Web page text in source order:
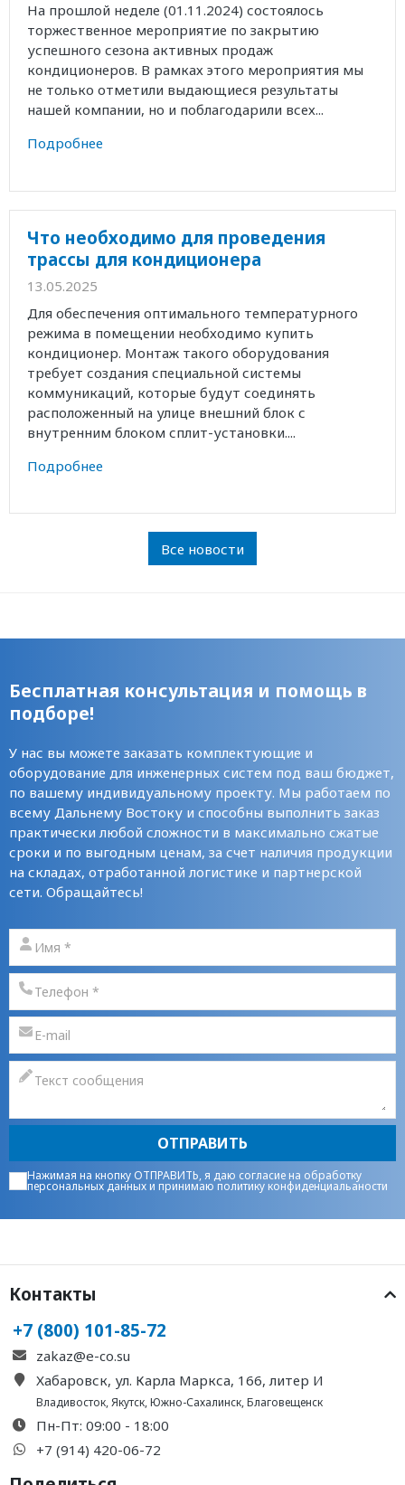
На прошлой неделе (01.11.2024) состоялось
торжественное мероприятие по закрытию
успешного сезона активных продаж
кондиционеров. В рамках этого мероприятия мы
не только отметили выдающиеся результаты
нашей компании, но и поблагодарили всех...
Подробнее
Что необходимо для проведения
трассы для кондиционера
13.05.2025
Для обеспечения оптимального температурного
режима в помещении необходимо купить
кондиционер. Монтаж такого оборудования
требует создания специальной системы
коммуникаций, которые будут соединять
расположенный на улице внешний блок с
внутренним блоком сплит-установки....
Подробнее
Все новости
Бесплатная консультация и помощь в
подборе!
У нас вы можете заказать комплектующие и
оборудование для инженерных систем под ваш бюджет,
по вашему индивидуальному проекту. Мы работаем по
всему Дальнему Востоку и способны выполнить заказ
практически любой сложности в максимально сжатые
сроки и по выгодным ценам, за счет наличия продукции
на складах, отработанной логистике и партнерской
сети. Обращайтесь!
ОТПРАВИТЬ
Нажимая на кнопку ОТПРАВИТЬ, я даю согласие на обработку
персональных данныхи принимаюполитику конфиденциальаности
Контакты
+7 (800) 101-85-72
zakaz@e-co.su
Хабаровск, ул. Карла Маркса, 166, литер И
Владивосток,Якутск,Южно-Сахалинск,Благовещенск
Пн-Пт: 09:00 - 18:00
+7 (914) 420-06-72